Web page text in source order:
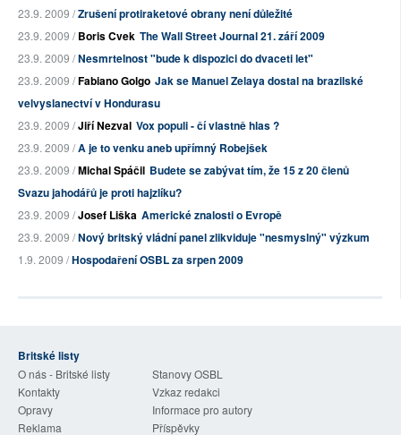
23.9. 2009 /Zrušení protiraketové obrany není důležité
23.9. 2009 /Boris Cvek The Wall Street Journal 21. září 2009
23.9. 2009 /Nesmrtelnost "bude k dispozici do dvaceti let"
23.9. 2009 /Fabiano Golgo Jak se Manuel Zelaya dostal na brazilské
velvyslanectví v Hondurasu
23.9. 2009 /Jiří Nezval Vox populi - čí vlastně hlas ?
23.9. 2009 /A je to venku aneb upřímný Robejšek
23.9. 2009 /Michal Spáčil Budete se zabývat tím, že 15 z 20 členů
Svazu jahodářů je proti hajzlíku?
23.9. 2009 /Josef Liška Americké znalosti o Evropě
23.9. 2009 /Nový britský vládní panel zlikviduje "nesmyslný" výzkum
1.9. 2009 /Hospodaření OSBL za srpen 2009
Britské listy
O nás - Britské listy
Stanovy OSBL
Kontakty
Vzkaz redakci
Opravy
Informace pro autory
Reklama
Příspěvky